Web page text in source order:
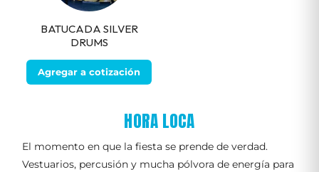
BATUCADA SILVER
DRUMS
Agregar a cotización
HORA LOCA
El momento en que la fiesta se prende de verdad.
Vestuarios, percusión y mucha pólvora de energía para